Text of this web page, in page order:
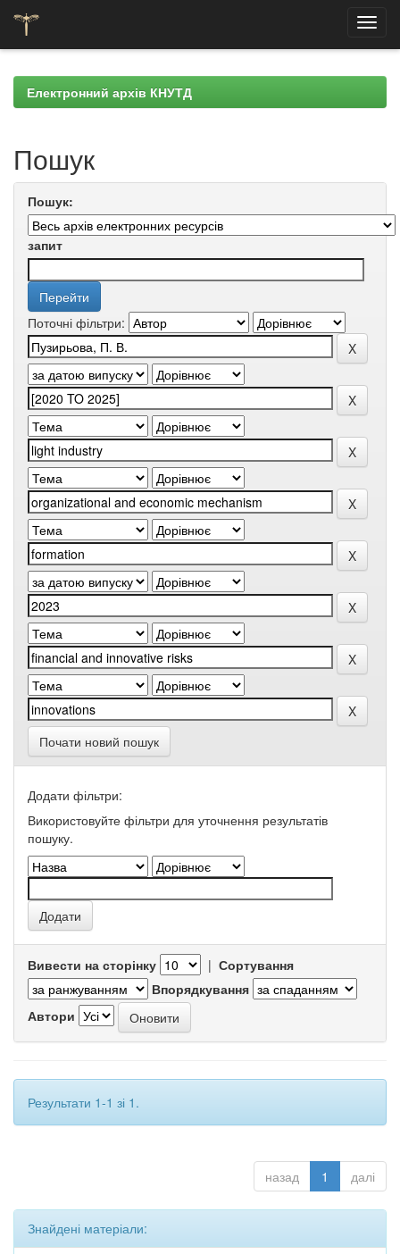
navigationЕлектронний архів КНУТД
Пошук
Пошук:
запит
Поточні фільтри:
Почати новий пошук
Додати фільтри:
Використовуйте фільтри для уточнення результатів
пошуку.
Вивести на сторінку | Сортування
Впорядкування
Автори
Результати 1-1 зі 1.
назад 1 далі
Знайдені матеріали: